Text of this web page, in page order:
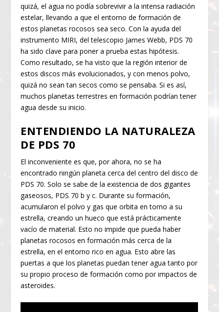
quizá, el agua no podía sobrevivir a la intensa radiación
estelar, llevando a que el entorno de formación de
estos planetas rocosos sea seco. Con la ayuda del
instrumento MIRI, del telescopio James Webb, PDS 70
ha sido clave para poner a prueba estas hipótesis.
Como resultado, se ha visto que la región interior de
estos discos más evolucionados, y con menos polvo,
quizá no sean tan secos como se pensaba. Si es así,
muchos planetas terrestres en formación podrían tener
agua desde su inicio.
ENTENDIENDO LA NATURALEZA
DE PDS 70
El inconveniente es que, por ahora, no se ha
encontrado ningún planeta cerca del centro del disco de
PDS 70. Solo se sabe de la existencia de dos gigantes
gaseosos, PDS 70 b y c. Durante su formación,
acumularon el polvo y gas que orbita en torno a su
estrella, creando un hueco que está prácticamente
vacío de material. Esto no impide que pueda haber
planetas rocosos en formación más cerca de la
estrella, en el entorno rico en agua. Esto abre las
puertas a que los planetas puedan tener agua tanto por
su propio proceso de formación como por impactos de
asteroides.